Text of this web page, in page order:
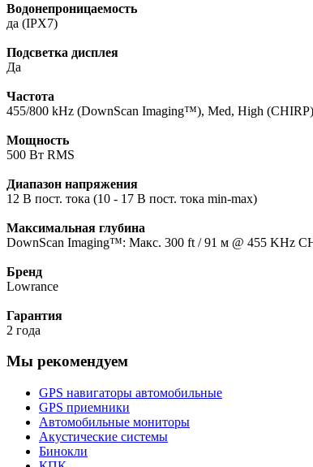
Водонепроницаемость
да (IPX7)
Подсветка дисплея
Да
Частота
455/800 kHz (DownScan Imaging™), Med, High
Мощность
500 Вт RMS
Диапазон напряжения
12 В пост. тока (10 - 17 В пост. тока min-max)
Максимальная глубина
DownScan Imaging™: Макс. 300 ft / 91 м @ 455 KHz
Бренд
Lowrance
Гарантия
2 года
Мы рекомендуем
GPS навигаторы автомобильные
GPS приемники
Автомобильные мониторы
Акустические системы
Бинокли